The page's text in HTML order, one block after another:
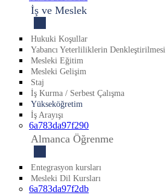
İş ve Meslek
Hukuki Koşullar
Yabancı Yeterliliklerin Denkleştirilmesi
Mesleki Eğitim
Mesleki Gelişim
Staj
İş Kurma / Serbest Çalışma
Yükseköğretim
İş Arayışı
6a783da97f290
Almanca Öğrenme
Entegrasyon kursları
Mesleki Dil Kursları
6a783da97f2db